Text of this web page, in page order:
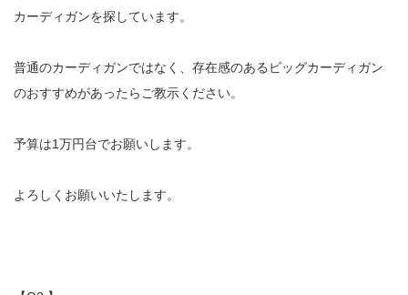
カーディガンを探しています。
普通のカーディガンではなく、存在感のあるビッグカーディガン
のおすすめがあったらご教示ください。
予算は1万円台でお願いします。
よろしくお願いいたします。